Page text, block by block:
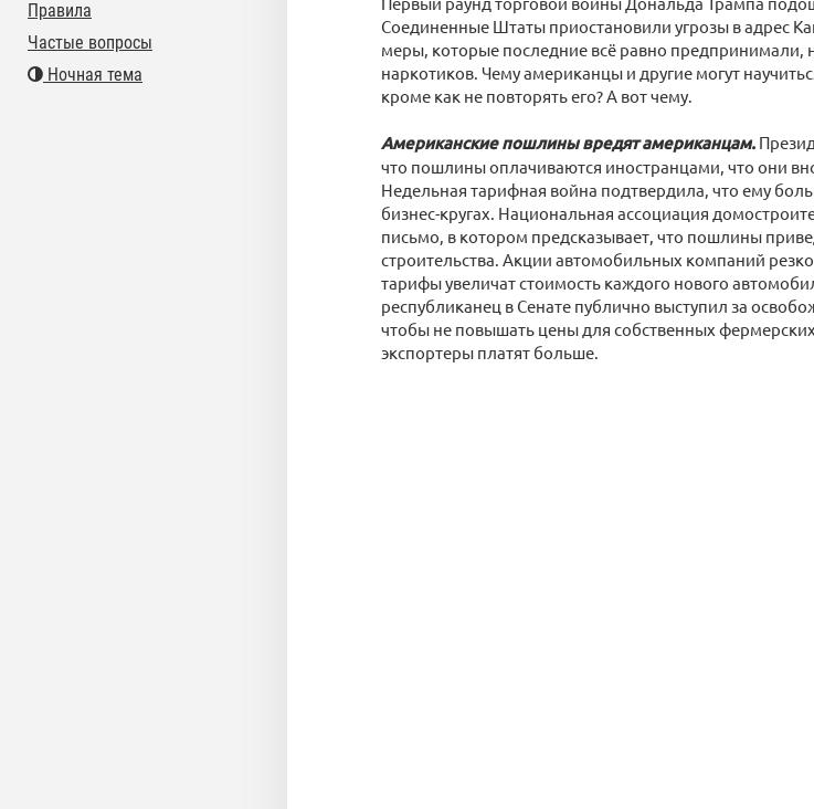
Соединенные Штаты приостановили угрозы в адрес
меры, которые последние всё равно предпринимали,
наркотиков. Чему американцы и другие могут
кроме как не повторять его? А вот чему.
Американские пошлины вредят американцам.
что пошлины оплачиваются иностранцами, что они
Недельная тарифная война подтвердила, что ему
бизнес-кругах. Национальная ассоциация
письмо, в котором предсказывает, что пошлины
строительства. Акции автомобильных компаний
тарифы увеличат стоимость каждого нового
республиканец в Сенате публично выступил за
чтобы не повышать цены для собственных
экспортеры платят больше.
Правила
Частые вопросы
Ночная тема